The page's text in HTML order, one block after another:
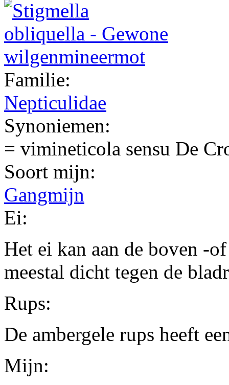
Familie:
Nepticulidae
Synoniemen:
= vimineticola sensu De
Soort mijn:
Gangmijn
Ei:
Het ei kan aan de boven -
meestal dicht tegen de
Rups:
De ambergele rups heeft
Mijn: